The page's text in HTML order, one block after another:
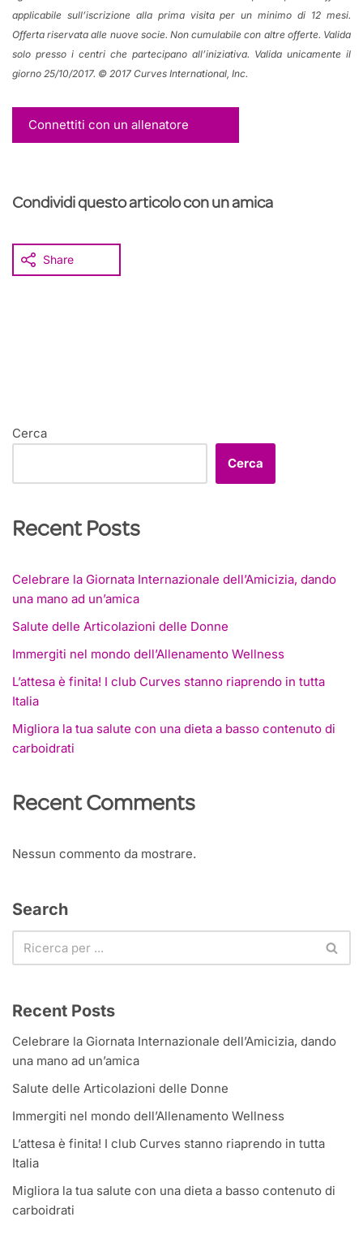
applicabile sull’iscrizione alla prima visita per un minimo di 12 mesi.
Offerta riservata alle nuove socie. Non cumulabile con altre offerte. Valida
solo presso i centri che partecipano all’iniziativa. Valida unicamente il
giorno 25/10/2017. © 2017 Curves International, Inc.
Connettiti con un allenatore
Condividi questo articolo con un amica
Share
Cerca
Cerca
Recent Posts
Celebrare la Giornata Internazionale dell’Amicizia, dando
una mano ad un’amica
Salute delle Articolazioni delle Donne
Immergiti nel mondo dell’Allenamento Wellness
L’attesa è finita! I club Curves stanno riaprendo in tutta
Italia
Migliora la tua salute con una dieta a basso contenuto di
carboidrati
Recent Comments
Nessun commento da mostrare.
Search
Recent Posts
Celebrare la Giornata Internazionale dell’Amicizia, dando
una mano ad un’amica
Salute delle Articolazioni delle Donne
Immergiti nel mondo dell’Allenamento Wellness
L’attesa è finita! I club Curves stanno riaprendo in tutta
Italia
Migliora la tua salute con una dieta a basso contenuto di
carboidrati